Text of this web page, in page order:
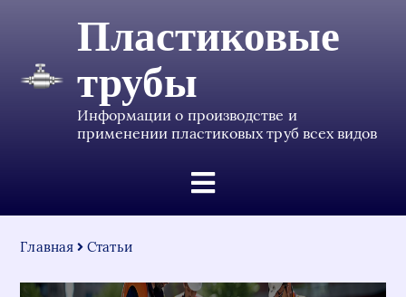
Пластиковые
трубы
Информации о производстве и
применении пластиковых труб всех видов
Главная Статьи